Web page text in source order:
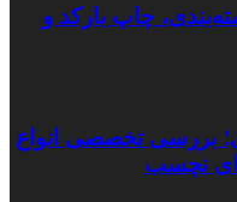
چاپ بارکد و
بررسی تخصصی انواع
نچسب